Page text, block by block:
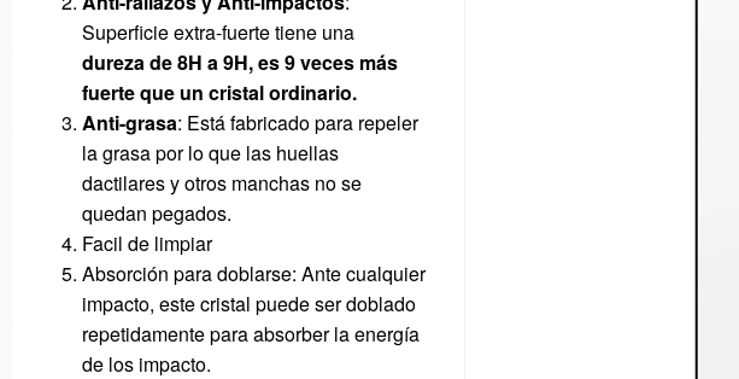
Superficie extra-fuerte tiene una
durezade 8H a 9H, es 9 veces más
fuerte que un cristal ordinario.
Anti-grasa: Está fabricado para repeler
la grasa por lo que las huellas
dactilares y otros manchas no se
quedan pegados.
Facil de limpiar
Absorción para doblarse: Ante cualquier
impacto, este cristal puede ser doblado
repetidamente para absorber la energía
de los impacto.